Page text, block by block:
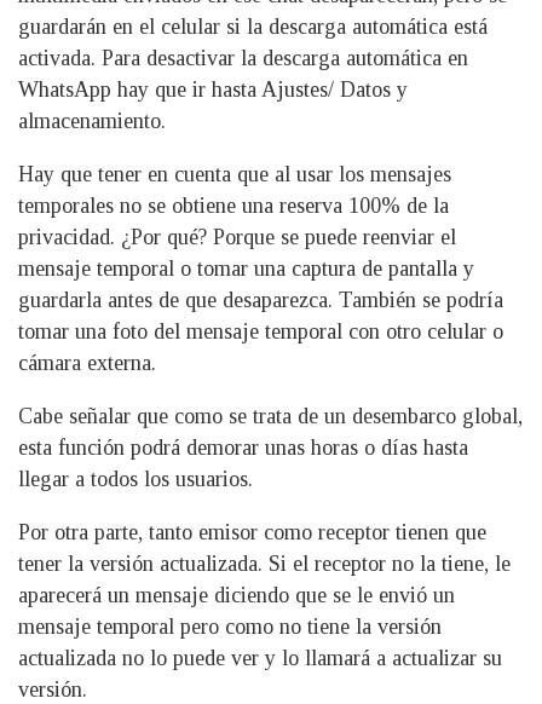
guardarán en el celular si la descarga automática está
activada. Para desactivar la descarga automática en
WhatsApp hay que ir hasta Ajustes/ Datos y
almacenamiento.
Hay que tener en cuenta que al usar los mensajes
temporales no se obtiene una reserva 100% de la
privacidad. ¿Por qué? Porque se puede reenviar el
mensaje temporal o tomar una captura de pantalla y
guardarla antes de que desaparezca. También se podría
tomar una foto del mensaje temporal con otro celular o
cámara externa.
Cabe señalar que como se trata de un desembarco global,
esta función podrá demorar unas horas o días hasta
llegar a todos los usuarios.
Por otra parte, tanto emisor como receptor tienen que
tener la versión actualizada. Si el receptor no la tiene, le
aparecerá un mensaje diciendo que se le envió un
mensaje temporal pero como no tiene la versión
actualizada no lo puede ver y lo llamará a actualizar su
versión.